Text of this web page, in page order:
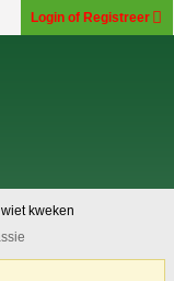
Login of Registreer
kweken